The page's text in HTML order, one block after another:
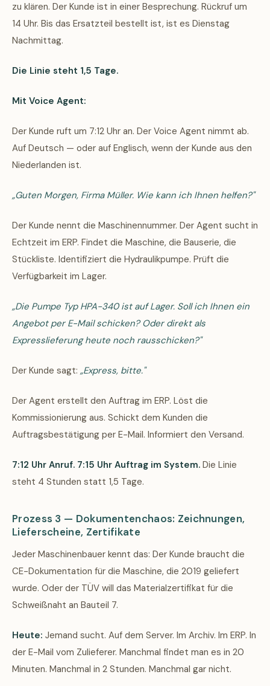
zu klären. Der Kunde ist in einer Besprechung. Rückruf um
14 Uhr. Bis das Ersatzteil bestellt ist, ist es Dienstag
Nachmittag.
Die Linie steht 1,5 Tage.
Mit Voice Agent:
Der Kunde ruft um 7:12 Uhr an. Der Voice Agent nimmt ab.
Auf Deutsch — oder auf Englisch, wenn der Kunde aus den
Niederlanden ist.
„Guten Morgen, Firma Müller. Wie kann ich Ihnen helfen?"
Der Kunde nennt die Maschinennummer. Der Agent sucht in
Echtzeit im ERP. Findet die Maschine, die Bauserie, die
Stückliste. Identifiziert die Hydraulikpumpe. Prüft die
Verfügbarkeit im Lager.
„Die Pumpe Typ HPA-340 ist auf Lager. Soll ich Ihnen ein
Angebot per E-Mail schicken? Oder direkt als
Expresslieferung heute noch rausschicken?"
Der Kunde sagt: „Express, bitte."
Der Agent erstellt den Auftrag im ERP. Löst die
Kommissionierung aus. Schickt dem Kunden die
Auftragsbestätigung per E-Mail. Informiert den Versand.
7:12 Uhr Anruf. 7:15 Uhr Auftrag im System. Die Linie
steht 4 Stunden statt 1,5 Tage.
Prozess 3 — Dokumentenchaos: Zeichnungen,
Lieferscheine, Zertifikate
Jeder Maschinenbauer kennt das: Der Kunde braucht die
CE-Dokumentation für die Maschine, die 2019 geliefert
wurde. Oder der TÜV will das Materialzertifikat für die
Schweißnaht an Bauteil 7.
Heute: Jemand sucht. Auf dem Server. Im Archiv. Im ERP. In
der E-Mail vom Zulieferer. Manchmal findet man es in 20
Minuten. Manchmal in 2 Stunden. Manchmal gar nicht.